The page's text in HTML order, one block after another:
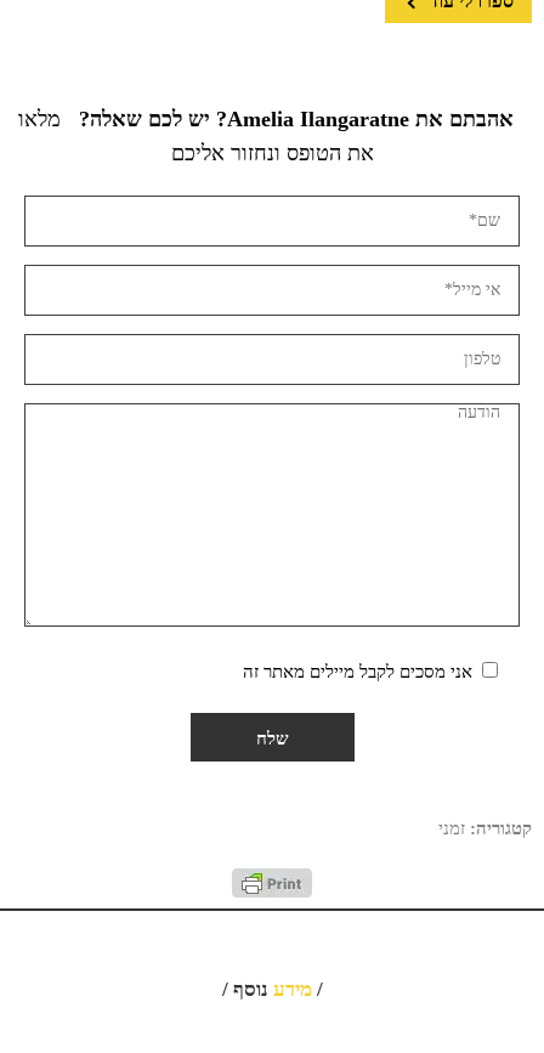
אהבתם את Amelia Ilangaratne? יש לכם שאלה?
מלאו
את הטופס ונחזור אליכם
אני מסכים לקבל מיילים מאתר זה
קטגוריה: זמני
/ מידע נוסף /